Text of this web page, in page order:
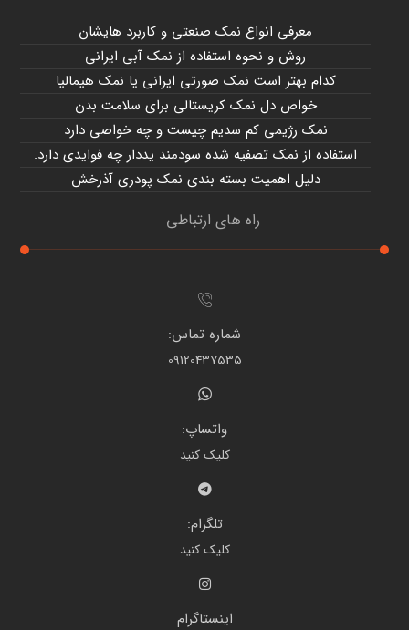
معرفی انواع نمک صنعتی و کاربرد هایشان
روش و نحوه استفاده از نمک آبی ایرانی
کدام بهتر است نمک صورتی ایرانی یا نمک هیمالیا
خواص دل نمک کریستالی برای سلامت بدن
نمک رژیمی کم سدیم چیست و چه خواصی دارد
استفاده از نمک تصفیه شده سودمند یددار چه فوایدی دارد.
دلیل اهمیت بسته بندی نمک پودری آذرخش
راه های ارتباطی
شماره تماس:
09120437535
واتساپ:
کلیک کنید
تلگرام:
کلیک کنید
اینستاگرام